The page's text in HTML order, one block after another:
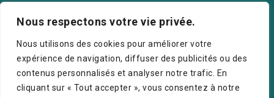
Nous respectons votre vie privée.
Nous utilisons des cookies pour améliorer votre
expérience de navigation, diffuser des publicités ou des
contenus personnalisés et analyser notre trafic. En
cliquant sur « Tout accepter », vous consentez à notre
50 route d’Esch (2ème étage), Luxembourg